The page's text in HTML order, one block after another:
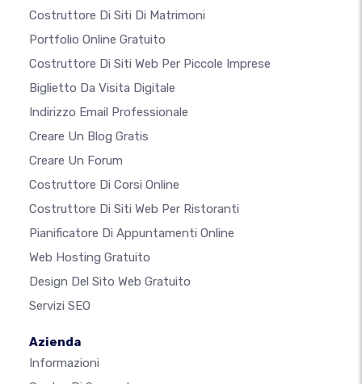
Costruttore Di Siti Di Matrimoni
Portfolio Online Gratuito
Costruttore Di Siti Web Per Piccole Imprese
Biglietto Da Visita Digitale
Indirizzo Email Professionale
Creare Un Blog Gratis
Creare Un Forum
Costruttore Di Corsi Online
Costruttore Di Siti Web Per Ristoranti
Pianificatore Di Appuntamenti Online
Web Hosting Gratuito
Design Del Sito Web Gratuito
Servizi SEO
Azienda
Informazioni